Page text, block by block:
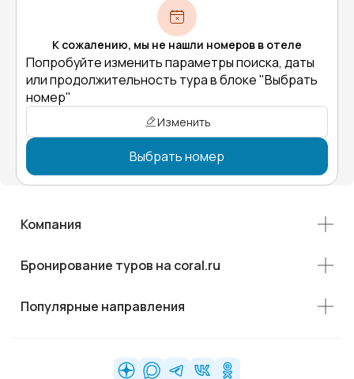
К сожалению, мы не нашли номеров в отеле
Попробуйте изменить параметры поиска, даты
или продолжительность тура в блоке "Выбрать
номер"
Изменить
Выбрать номер
Компания
Бронирование туров на coral.ru
Популярные направления